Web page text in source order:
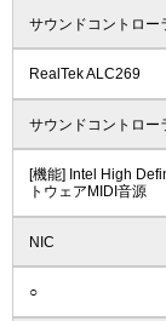
サウンドコントロー
RealTek ALC269
サウンドコントロー
[機能] Intel High
トウェアMIDI音源
NIC
○